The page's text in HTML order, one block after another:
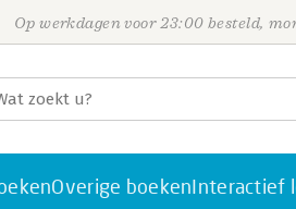
Op werkdagen voor 23:00 besteld,
Overige boekenInteractief